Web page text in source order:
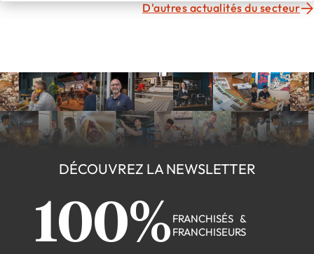
D'autres actualités du secteur
DÉCOUVREZ LA NEWSLETTER
100% FRANCHISÉS &
FRANCHISEURS